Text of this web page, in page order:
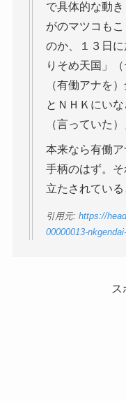
で具体的な動
がのマツコも
のか、１３日
りそめ天国」
（有働アナを
とＮＨＫにい
（言っていた
本来なら有働
手柄のはず。
立たされている
引用元: https://
00000013-
ス